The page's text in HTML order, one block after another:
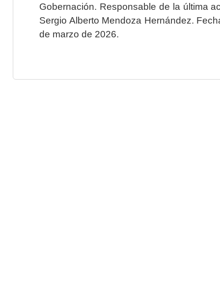
Gobernación. Responsable de la última
Sergio Alberto Mendoza Hernández.
de marzo de 2026.